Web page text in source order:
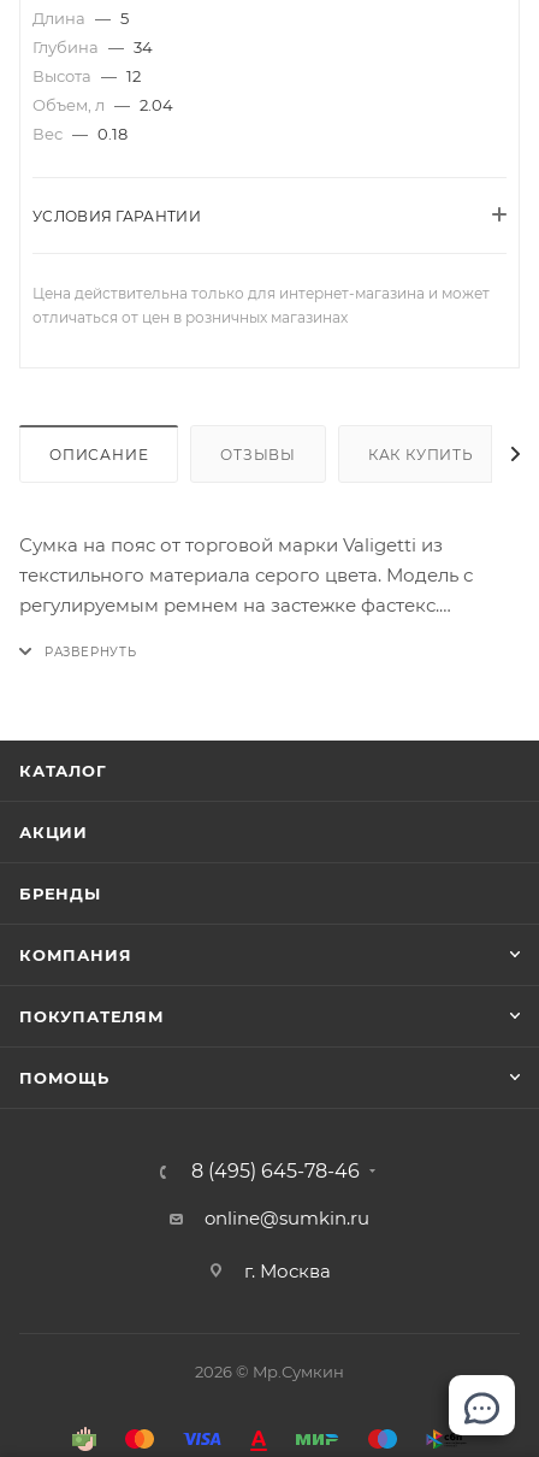
Длина — 5
Глубина — 34
Высота — 12
Объем, л — 2.04
Вес — 0.18
УСЛОВИЯ ГАРАНТИИ
Цена действительна только для интернет-магазина и может
отличаться от цен в розничных магазинах
ОПИСАНИЕ ОТЗЫВЫ КАК КУПИТЬ
Сумка на пояс от торговой марки Valigetti из
текстильного материала серого цвета. Модель с
регулируемым ремнем на застежке фастекс.
КАТАЛОГ
АКЦИИ
БРЕНДЫ
КОМПАНИЯ
ПОКУПАТЕЛЯМ
ПОМОЩЬ
8 (495) 645-78-46
online@sumkin.ru
г. Москва
2026 © Mр.Сумкин